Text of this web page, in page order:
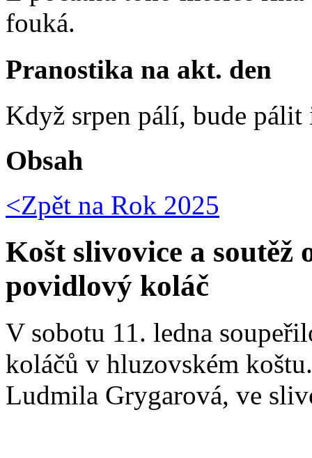
fouká.
Pranostika na akt. den
Když srpen pálí, bude
Obsah
<Zpět na Rok 2025
Košt slivovice a soutěž
povidlový koláč
V sobotu 11. ledna
koláčů v hluzovském
Ludmila Grygarová, ve